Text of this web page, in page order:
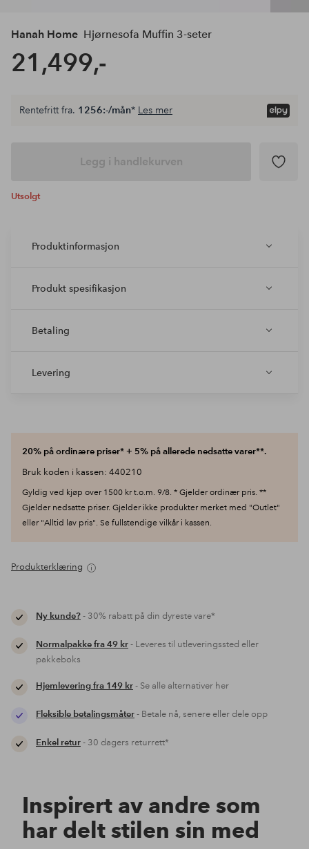
Hanah Home Hjørnesofa Muffin 3-seter
21,499,-
Rentefritt fra. 1256:-/mån* Les mer
Legg i handlekurven
Utsolgt
Produktinformasjon
Produkt spesifikasjon
Betaling
Levering
20% på ordinære priser* + 5% på allerede nedsatte varer**.
Bruk koden i kassen: 440210
Gyldig ved kjøp over 1500 kr t.o.m. 9/8. * Gjelder ordinær pris. **
Gjelder nedsatte priser. Gjelder ikke produkter merket med "Outlet"
eller "Alltid lav pris". Se fullstendige vilkår i kassen.
Produkterklæring
Ny kunde?- 30% rabatt på din dyreste vare*
Normalpakke fra 49 kr- Leveres til utleveringssted eller
pakkeboks
Hjemlevering fra 149 kr- Se alle alternativer her
Fleksible betalingsmåter- Betale nå, senere eller dele opp
Enkel retur- 30 dagers returrett*
Inspirert av andre som
har delt stilen sin med